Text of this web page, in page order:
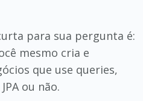
para sua pergunta é:
mesmo cria e
que use queries,
ou não.